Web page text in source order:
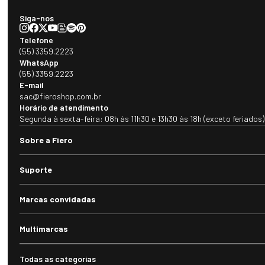
Siga-nos
Telefone
(55) 3359.2223
WhatsApp
(55) 3359.2223
E-mail
sac@fieroshop.com.br
Horário de atendimento
Segunda à sexta-feira: 08h às 11h30 e 13h30 às 18h (exceto feriados)
Sobre a Fiero
Suporte
Marcas convidadas
Multimarcas
Todas as categorias